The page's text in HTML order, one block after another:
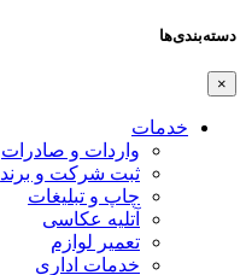
دسته‌بندی‌ها
×
خدمات
واردات و صادرات
ثبت شرکت و برند
چاپ و تبلیغات
آتلیه عکاسی
تعمیر لوازم
خدمات اداری